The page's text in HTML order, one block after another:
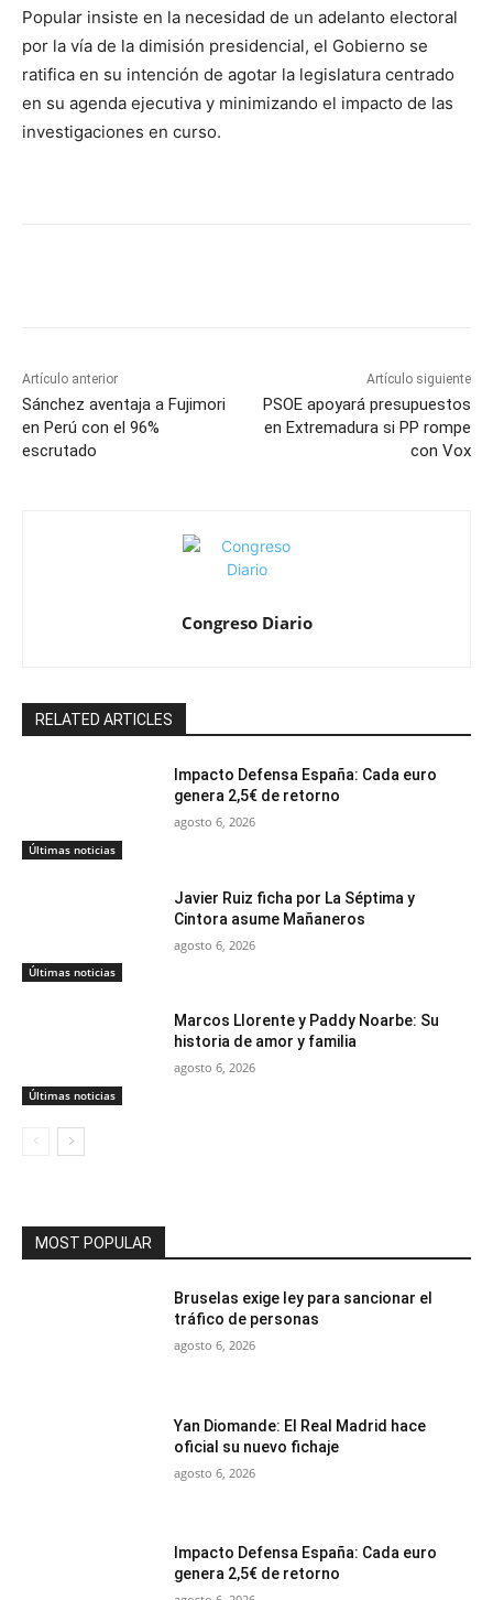
Popular insiste en la necesidad de un adelanto electoral
por la vía de la dimisión presidencial, el Gobierno se
ratifica en su intención de agotar la legislatura centrado
en su agenda ejecutiva y minimizando el impacto de las
investigaciones en curso.
Artículo anterior
Sánchez aventaja a Fujimori
en Perú con el 96%
escrutado
Artículo siguiente
PSOE apoyará presupuestos
en Extremadura si PP rompe
con Vox
Congreso Diario
RELATED ARTICLES
Últimas noticias
Impacto Defensa España: Cada euro
genera 2,5€ de retorno
agosto 6, 2026
Últimas noticias
Javier Ruiz ficha por La Séptima y
Cintora asume Mañaneros
agosto 6, 2026
Últimas noticias
Marcos Llorente y Paddy Noarbe: Su
historia de amor y familia
agosto 6, 2026
MOST POPULAR
Bruselas exige ley para sancionar el
tráfico de personas
agosto 6, 2026
Yan Diomande: El Real Madrid hace
oficial su nuevo fichaje
agosto 6, 2026
Impacto Defensa España: Cada euro
genera 2,5€ de retorno